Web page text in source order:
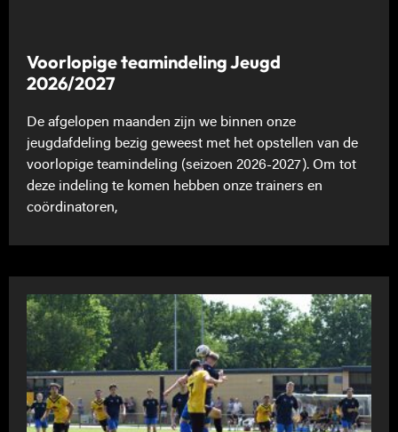
Voorlopige teamindeling Jeugd
2026/2027
De afgelopen maanden zijn we binnen onze
jeugdafdeling bezig geweest met het opstellen van de
voorlopige teamindeling (seizoen 2026-2027). Om tot
deze indeling te komen hebben onze trainers en
coördinatoren,